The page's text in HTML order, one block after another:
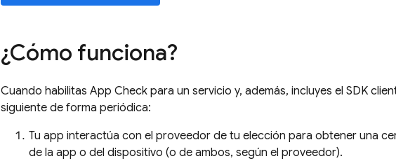
¿Cómo funciona?
Cuando habilitas App Check para un servicio y, además, incluyes el SDK
siguiente de forma periódica:
Tu app interactúa con el proveedor de tu elección para obtener una
de la app o del dispositivo (o de ambos, según el proveedor).